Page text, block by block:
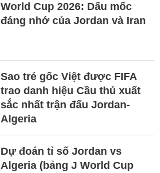
World Cup 2026: Dấu mốc
đáng nhớ của Jordan và Iran
Sao trẻ gốc Việt được FIFA
trao danh hiệu Cầu thủ xuất
sắc nhất trận đấu Jordan-
Algeria
Dự đoán tỉ số Jordan vs
Algeria (bảng J World Cup